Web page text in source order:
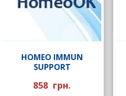
HOMEO IMMUN
SUPPORT
858 грн.